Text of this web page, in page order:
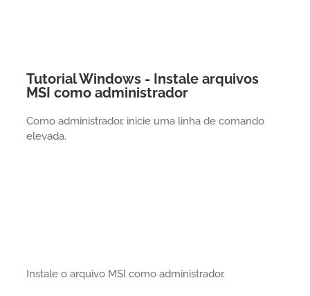
Tutorial Windows - Instale arquivos
MSI como administrador
Como administrador, inicie uma linha de comando
elevada.
Instale o arquivo MSI como administrador.